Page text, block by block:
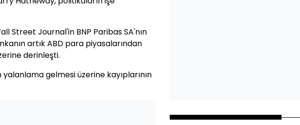
Street Journal'in BNP Paribas SA'nın
artık ABD para piyasalarından
derinleşti.
gelmesi üzerine kayıplarının